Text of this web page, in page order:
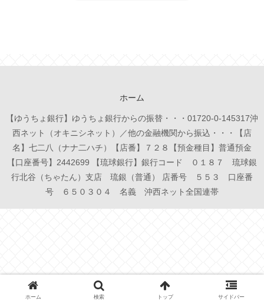
ホーム
【ゆうちょ銀行】ゆうちょ銀行からの振替・・・01720-0-145317沖
西ネット（オキニシネット）／他の金融機関から振込・・・【店
名】七二八（ナナ二ハチ）【店番】７２８【預金種目】普通預金
【口座番号】2442699 【琉球銀行】銀行コード ０１８７ 琉球銀
行北谷（ちゃたん）支店 琉銀（普通） 店番号 ５５３ 口座番
号 ６５０３０４ 名義 沖西ネット全国連帯
ホーム 検索 トップ サイドバー